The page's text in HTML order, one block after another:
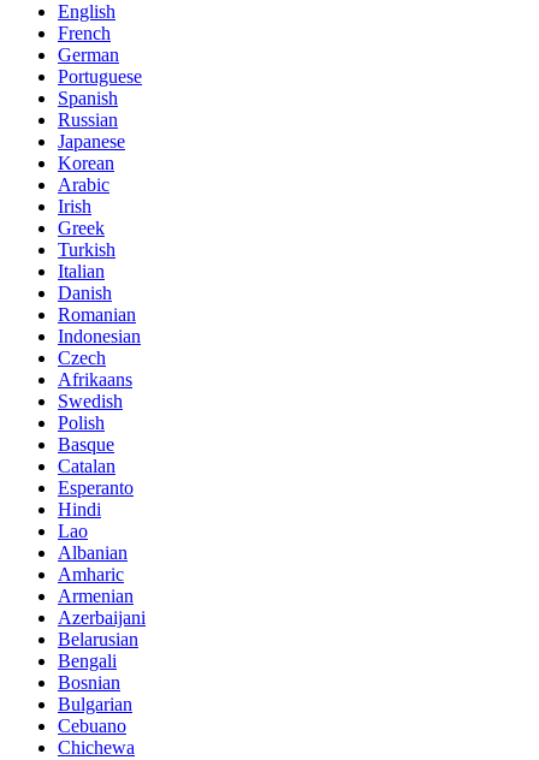
English
French
German
Portuguese
Spanish
Russian
Japanese
Korean
Arabic
Irish
Greek
Turkish
Italian
Danish
Romanian
Indonesian
Czech
Afrikaans
Swedish
Polish
Basque
Catalan
Esperanto
Hindi
Lao
Albanian
Amharic
Armenian
Azerbaijani
Belarusian
Bengali
Bosnian
Bulgarian
Cebuano
Chichewa